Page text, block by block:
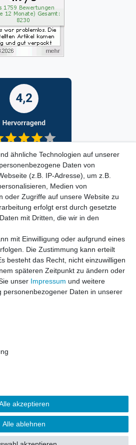
| Alle Rechte vorbehalten.
ähnliche Technologien auf unserer
Daten von
(z.B. IP-Adresse), um z.B.
Medien von
oder Zugriffe auf unsere Website zu
erfolgt erst durch gesetzte
mit Dritten, die wir in den
mit Einwilligung oder aufgrund eines
Die Zustimmung kann erteilt
besteht das Recht, nicht einzuwilligen
späteren Zeitpunkt zu ändern oder
unser Impressum und weitere
personenbezogener Daten in unserer
akzeptieren
Alle ablehnen